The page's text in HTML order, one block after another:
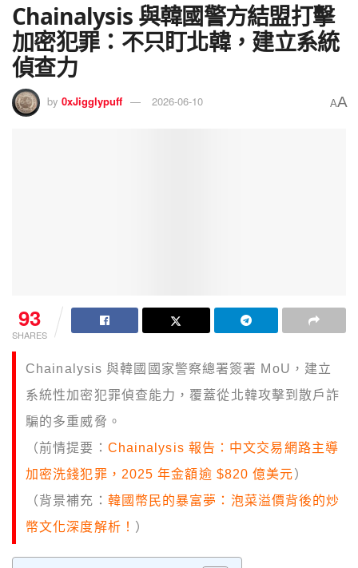
Chainalysis 與韓國警方結盟打擊
加密犯罪：不只盯北韓，建立系統
偵查力
by 0xJigglypuff 2026-06-10 AA
93
SHARES
Chainalysis 與韓國國家警察總署簽署 MoU，建立
系統性加密犯罪偵查能力，覆蓋從北韓攻擊到散戶詐
騙的多重威脅。
（前情提要： Chainalysis 報告：中文交易網路主導
加密洗錢犯罪，2025 年金額逾 $820 億美元）
（背景補充： 韓國幣民的暴富夢：泡菜溢價背後的炒
幣文化深度解析！ ）